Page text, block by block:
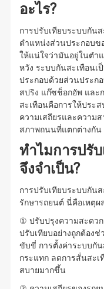
อะไร?
การปรับเทียบระบบกัน
ตำแหน่งส่วนประกอบข
ให้แน่ใจว่ามันอยู่ในตำ
หวัง ระบบกันสะเทือน
ประกอบด้วยส่วนประก
สปริง แก๊ซช็อกอัพ และ
สะเทือนคือการให้ประ
ความเสถียรและความ
สภาพถนนที่แตกต่างกัน
ทำไมการปรั
จึงจำเป็น?
การปรับเทียบระบบกัน
รักษารถยนต์ นี่คือเหตุผ
① ปรับปรุงความสะดว
ปรับเทียบอย่างถูกต้อง
ขับขี่ การตั้งค่าระบบกั
กระแทก ลดการสั่นสะ
สบายมากขึ้น